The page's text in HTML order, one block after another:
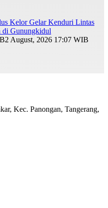
Kelor Gelar Kenduri Lintas
di Gunungkidul
2 August, 2026 17:07 WIB
Kec. Panongan, Tangerang,